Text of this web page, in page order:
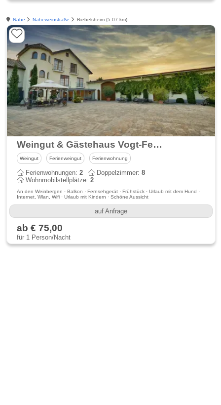
Nahe Naheweinstraße Biebelsheim (5.07 km)
Weingut & Gästehaus Vogt-Fehlinger
Weingut Ferienweingut Ferienwohnung
Ferienwohnungen:2 Doppelzimmer:8
Wohnmobilstellplätze:2
An den Weinbergen · Balkon · Fernsehgerät · Frühstück · Urlaub mit dem Hund ·
Internet, Wlan, Wifi · Urlaub mit Kindern · Schöne Aussicht
auf Anfrage
ab € 75,00
für 1 Person/Nacht